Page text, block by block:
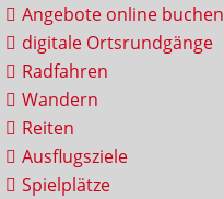
Angebote online buchen
digitale Ortsrundgänge
Radfahren
Wandern
Reiten
Ausflugsziele
Spielplätze